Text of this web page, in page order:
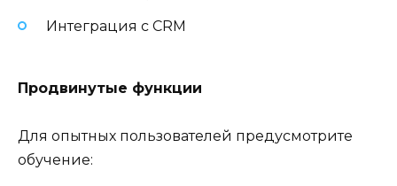
Интеграция с CRM
Продвинутые функции
Для опытных пользователей предусмотрите
обучение: